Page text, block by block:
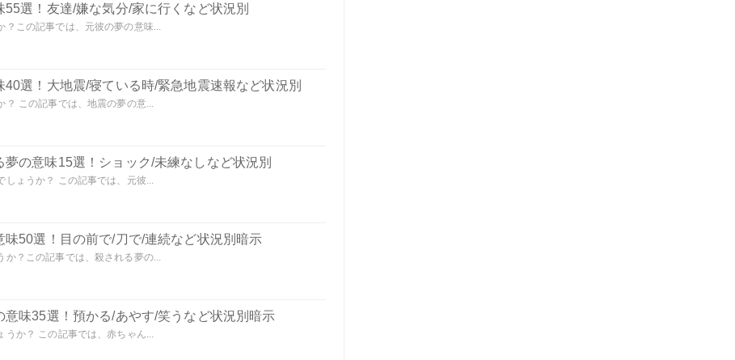
55選！友達/嫌な気分/家に行くなど状況別
？この記事では、元彼の夢の意味...
40選！大地震/寝ている時/緊急地震速報など状況別
？ この記事では、地震の夢の意...
夢の意味15選！ショック/未練なしなど状況別
しょうか？ この記事では、元彼...
味50選！目の前で/刀で/連続など状況別暗示
か？この記事では、殺される夢の...
意味35選！預かる/あやす/笑うなど状況別暗示
うか？ この記事では、赤ちゃん...